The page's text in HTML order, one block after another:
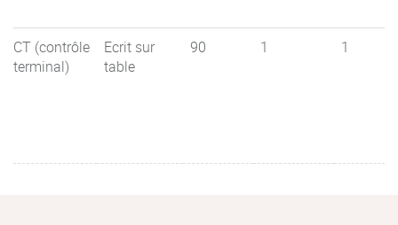
CT (contrôle
terminal)
Ecrit sur
table
90 1 1